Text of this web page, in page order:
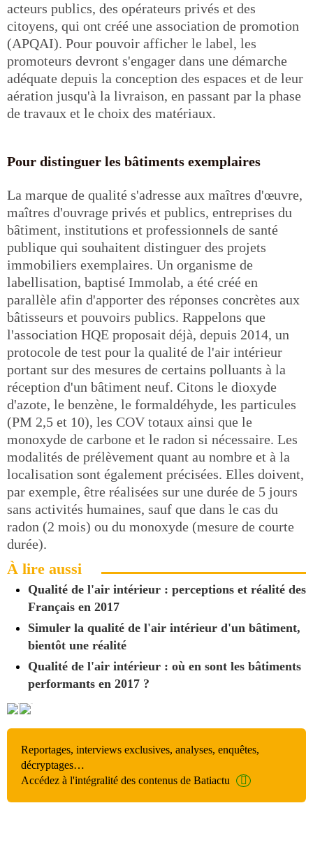
acteurs publics, des opérateurs privés et des
citoyens, qui ont créé une association de promotion
(APQAI). Pour pouvoir afficher le label, les
promoteurs devront s'engager dans une démarche
adéquate depuis la conception des espaces et de leur
aération jusqu'à la livraison, en passant par la phase
de travaux et le choix des matériaux.
Pour distinguer les bâtiments exemplaires
La marque de qualité s'adresse aux maîtres d'œuvre,
maîtres d'ouvrage privés et publics, entreprises du
bâtiment, institutions et professionnels de santé
publique qui souhaitent distinguer des projets
immobiliers exemplaires. Un organisme de
labellisation, baptisé Immolab, a été créé en
parallèle afin d'apporter des réponses concrètes aux
bâtisseurs et pouvoirs publics. Rappelons que
l'association HQE proposait déjà, depuis 2014, un
protocole de test pour la qualité de l'air intérieur
portant sur des mesures de certains polluants à la
réception d'un bâtiment neuf. Citons le dioxyde
d'azote, le benzène, le formaldéhyde, les particules
(PM 2,5 et 10), les COV totaux ainsi que le
monoxyde de carbone et le radon si nécessaire. Les
modalités de prélèvement quant au nombre et à la
localisation sont également précisées. Elles doivent,
par exemple, être réalisées sur une durée de 5 jours
sans activités humaines, sauf que dans le cas du
radon (2 mois) ou du monoxyde (mesure de courte
durée).
À lire aussi
Qualité de l'air intérieur : perceptions et réalité des
Français en 2017
Simuler la qualité de l'air intérieur d'un bâtiment,
bientôt une réalité
Qualité de l'air intérieur : où en sont les bâtiments
performants en 2017 ?
Reportages, interviews exclusives, analyses, enquêtes,
décryptages…
Accédez à l'intégralité des contenus de Batiactu